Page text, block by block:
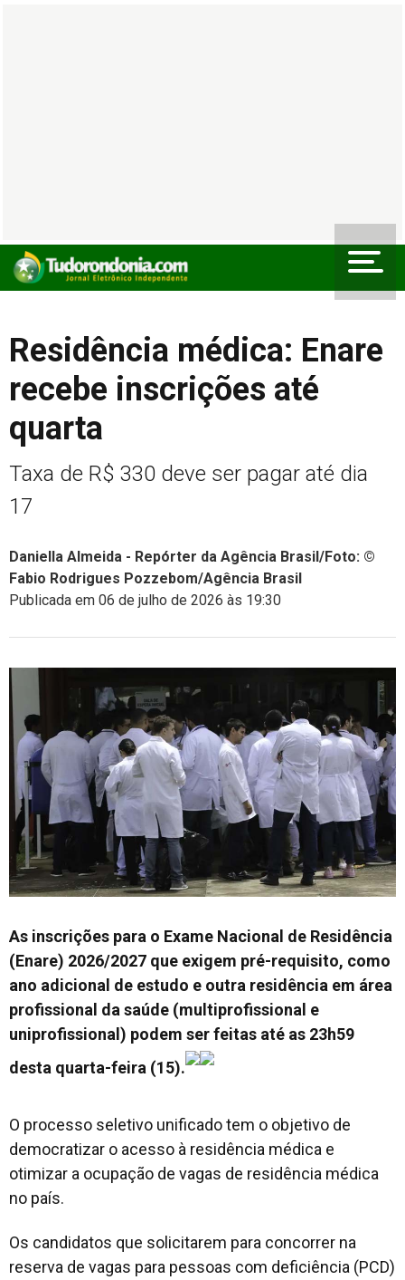
Residência médica: Enare
recebe inscrições até
quarta
Taxa de R$ 330 deve ser pagar até dia
17
Daniella Almeida - Repórter da Agência Brasil/Foto: ©
Fabio Rodrigues Pozzebom/Agência Brasil
Publicada em 06 de julho de 2026 às 19:30
As inscrições para o Exame Nacional de Residência
(Enare) 2026/2027 que exigem pré-requisito, como
ano adicional de estudo e outra residência em área
profissional da saúde (multiprofissional e
uniprofissional) podem ser feitas até as 23h59
desta quarta-feira (15).
O processo seletivo unificado tem o objetivo de
democratizar o acesso à residência médica e
otimizar a ocupação de vagas de residência médica
no país.
Os candidatos que solicitarem para concorrer na
reserva de vagas para pessoas com deficiência (PCD)